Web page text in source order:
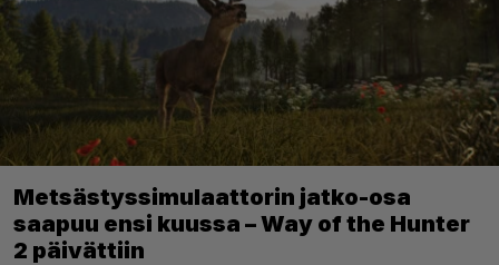
Metsästyssimulaattorin jatko-osa
saapuu ensi kuussa – Way of the Hunter
2 päivättiin